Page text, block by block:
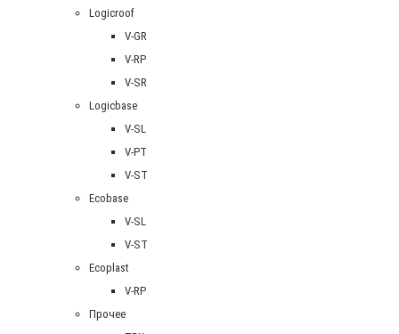
Logicroof
V-GR
V-RP
V-SR
Logicbase
V-SL
V-PT
V-ST
Ecobase
V-SL
V-ST
Ecoplast
V-RP
Прочее